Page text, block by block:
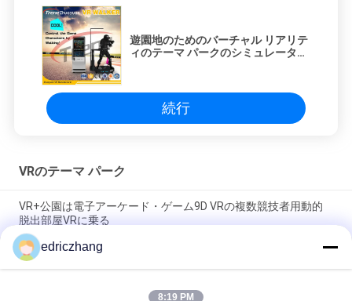
遊園地のためのバーチャル リアリテ
ィのテーマ パークのシミュレーター
続行
VRのテーマ パーク
VR+公園は電子アーケード・ゲーム9D VRの複数競技者用動的
脱出部屋VRに乗る
シミュレーション ドライブ小屋が付いている黒い720°Motion
VRのテーマ パークのスタジオのゲーム
edriczhang
8:19 PM